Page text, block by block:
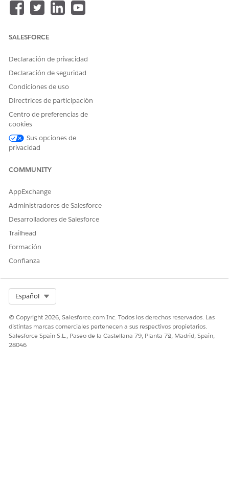
Esta es una función de paquete gestionado de Financial
En Configuración, vaya al cuadro Búsqueda rápida,
continuación, seleccione
Haga clic en
Gestionar
aplicación de patrimonio.
Haga clic enModificar
SeleccioneActivar acumulaciones de
Guarde sus cambios.
¡Háganos saber cómo podemos mejorar!
SALESFORCE
Declaración de privacidad
Declaración de seguridad
Condiciones de uso
Directrices de participación
Centro de preferencias de
cookies
Sus opciones de
privacidad
COMMUNITY
AppExchange
Administradores de Salesforce
Desarrolladores de Salesforce
Trailhead
Formación
Confianza
Español
© Copyright 2026, Salesforce.com Inc. Todos los derechos reservados. Las
distintas marcas comerciales pertenecen a sus respectivos propietarios.
Salesforce Spain S.L., Paseo de la Castellana 79, Planta 7ª, Madrid, Spain,
28046